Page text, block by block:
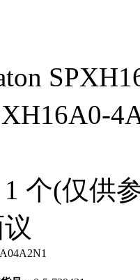
1 个(仅供